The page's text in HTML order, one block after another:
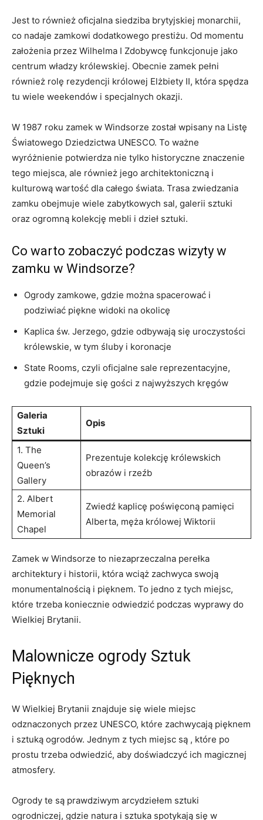
Jest to ‌również oficjalna siedziba brytyjskiej monarchii,‍
co nadaje zamkowi dodatkowego prestiżu.‌ Od momentu
założenia przez Wilhelma I Zdobywcę funkcjonuje jako⁢
centrum władzy królewskiej. Obecnie zamek pełni‌
również​ rolę rezydencji królowej⁤ Elżbiety II, ​która‍ spędza
⁤tu wiele weekendów ​i specjalnych ⁣okazji.
W 1987 roku zamek w ⁤Windsorze został wpisany na Listę
Światowego Dziedzictwa UNESCO. To ważne
wyróżnienie⁤ potwierdza nie tylko historyczne znaczenie
tego miejsca, ale również jego architektoniczną i
kulturową wartość dla całego ‌świata. Trasa zwiedzania
zamku obejmuje wiele zabytkowych⁤ sal, galerii sztuki
⁢oraz ogromną⁤ kolekcję⁣ mebli i dzieł sztuki.
Co warto zobaczyć podczas wizyty w
zamku w Windsorze?
Ogrody zamkowe, gdzie można spacerować ​i
podziwiać piękne widoki‌ na okolicę
Kaplica św. Jerzego, gdzie odbywają się ⁤uroczystości
królewskie, w tym śluby i koronacje
State Rooms, czyli oficjalne sale reprezentacyjne,‌
gdzie podejmuje się gości z najwyższych kręgów
Galeria
Sztuki
Opis
1. The
Queen’s
Gallery
Prezentuje kolekcję królewskich
obrazów i rzeźb
2. Albert
Memorial
Chapel
Zwiedź kaplicę poświęconą pamięci
Alberta, męża królowej Wiktorii
Zamek ⁣w Windsorze ⁣to ⁢niezaprzeczalna perełka
⁤architektury i historii, ⁢która wciąż zachwyca ⁣swoją
⁣monumentalnością i pięknem. To ​jedno z tych‌ miejsc,
które trzeba koniecznie ⁢odwiedzić podczas wyprawy do
⁣Wielkiej Brytanii.
Malownicze ‌ogrody Sztuk
Pięknych
W Wielkiej Brytanii znajduje się⁢ wiele miejsc
odznaczonych przez​ UNESCO, które zachwycają pięknem
⁤i sztuką ogrodów. Jednym z⁣ tych ‍miejsc są , które po
prostu⁤ trzeba odwiedzić, aby doświadczyć ich magicznej
atmosfery.
Ogrody te są prawdziwym arcydziełem sztuki
ogrodniczej, gdzie natura i sztuka spotykają się w